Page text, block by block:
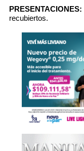
PRESENTACIONES:
recubiertos.